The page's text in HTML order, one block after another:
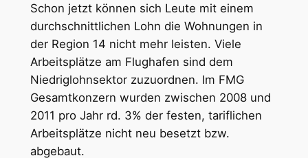
Schon jetzt können sich Leute mit einem
durchschnittlichen Lohn die Wohnungen in
der Region 14 nicht mehr leisten. Viele
Arbeitsplätze am Flughafen sind dem
Niedriglohnsektor zuzuordnen. Im FMG
Gesamtkonzern wurden zwischen 2008 und
2011 pro Jahr rd. 3% der festen, tariflichen
Arbeitsplätze nicht neu besetzt bzw.
abgebaut.